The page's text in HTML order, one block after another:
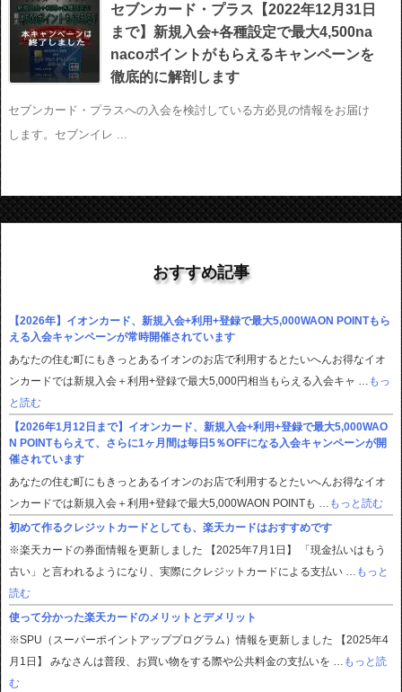
セブンカード・プラス【2022年12月31日
まで】新規入会+各種設定で最大4,500na
nacoポイントがもらえるキャンペーンを
徹底的に解剖します
セブンカード・プラスへの入会を検討している方必見の情報をお届け
します。セブンイレ ...
おすすめ記事
【2026年】イオンカード、新規入会+利用+登録で最大5,000WAON POINTもら
える入会キャンペーンが常時開催されています
あなたの住む町にもきっとあるイオンのお店で利用するとたいへんお得なイオ
ンカードでは新規入会＋利用+登録で最大5,000円相当もらえる入会キャ …
もっ
と読む
【2026年1月12日まで】イオンカード、新規入会+利用+登録で最大5,000WAO
N POINTもらえて、さらに1ヶ月間は毎日5％OFFになる入会キャンペーンが開
催されています
あなたの住む町にもきっとあるイオンのお店で利用するとたいへんお得なイオ
ンカードでは新規入会＋利用+登録で最大5,000WAON POINTも …
もっと読む
初めて作るクレジットカードとしても、楽天カードはおすすめです
※楽天カードの券面情報を更新しました 【2025年7月1日】 「現金払いはもう
古い」と言われるようになり、実際にクレジットカードによる支払い …
もっと
読む
使って分かった楽天カードのメリットとデメリット
※SPU（スーパーポイントアッププログラム）情報を更新しました 【2025年4
月1日】 みなさんは普段、お買い物をする際や公共料金の支払いを …
もっと読
む